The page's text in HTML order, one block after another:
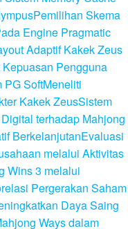
Pemilihan Skema
Engine Pragmatic
Adaptif Kakek Zeus
Pengguna
PG SoftMeneliti
Kakek ZeusSistem
terhadap Mahjong
BerkelanjutanEvaluasi
melalui Aktivitas
Wins 3 melalui
Pergerakan Saham
Daya Saing
Ways dalam